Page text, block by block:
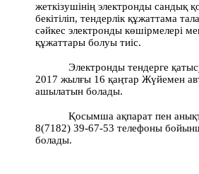
жеткізушінің электронды сандық
бекітіліп, тендерлік құжаттама
сәйкес электронды көшірмелері
құжаттары болуы тиіс.
Электронды тендерге
2017 жылғы 16 қаңтар Жүйемен
ашылатын болады.
Қосымша ақпарат пен
8(7182) 39-67-53 телефоны
болады.